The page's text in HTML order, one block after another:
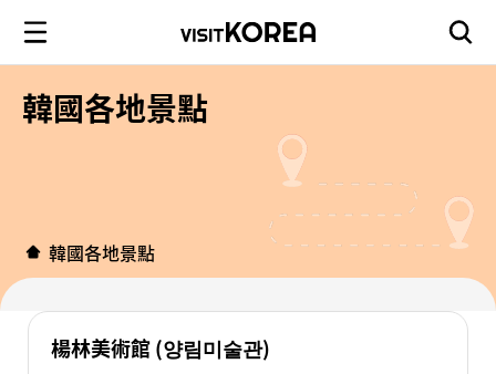
韓國各地景點
韓國各地景點
楊林美術館 (양림미술관)